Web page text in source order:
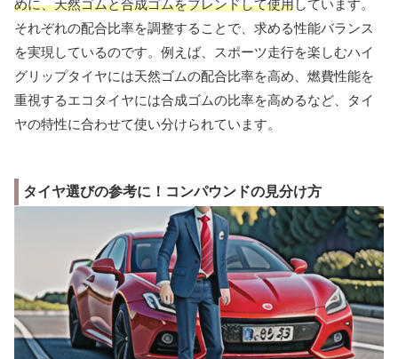
めに、天然ゴムと合成ゴムをブレンドして使用しています。
それぞれの配合比率を調整することで、求める性能バランス
を実現しているのです。例えば、スポーツ走行を楽しむハイ
グリップタイヤには天然ゴムの配合比率を高め、燃費性能を
重視するエコタイヤには合成ゴムの比率を高めるなど、タイ
ヤの特性に合わせて使い分けられています。
タイヤ選びの参考に！コンパウンドの見分け方